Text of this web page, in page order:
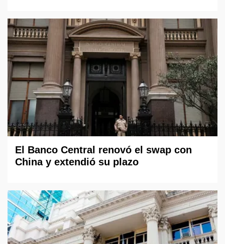
El Banco Central renovó el swap con
China y extendió su plazo